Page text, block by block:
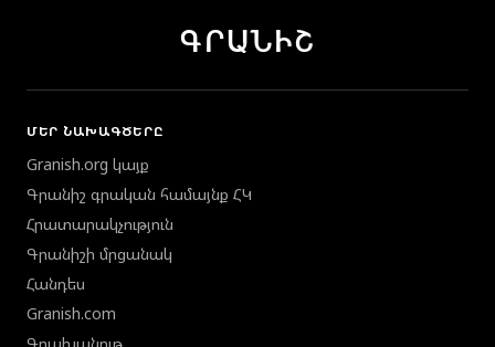
ԳՐԱՆԻՇ
ՄԵՐ ՆԱԽԱԳԾԵՐԸ
Granish.org կայք
Գրանիշ գրական համայնք ՀԿ
Հրատարակչություն
Գրանիշի մրցանակ
Հանդես
Granish.com